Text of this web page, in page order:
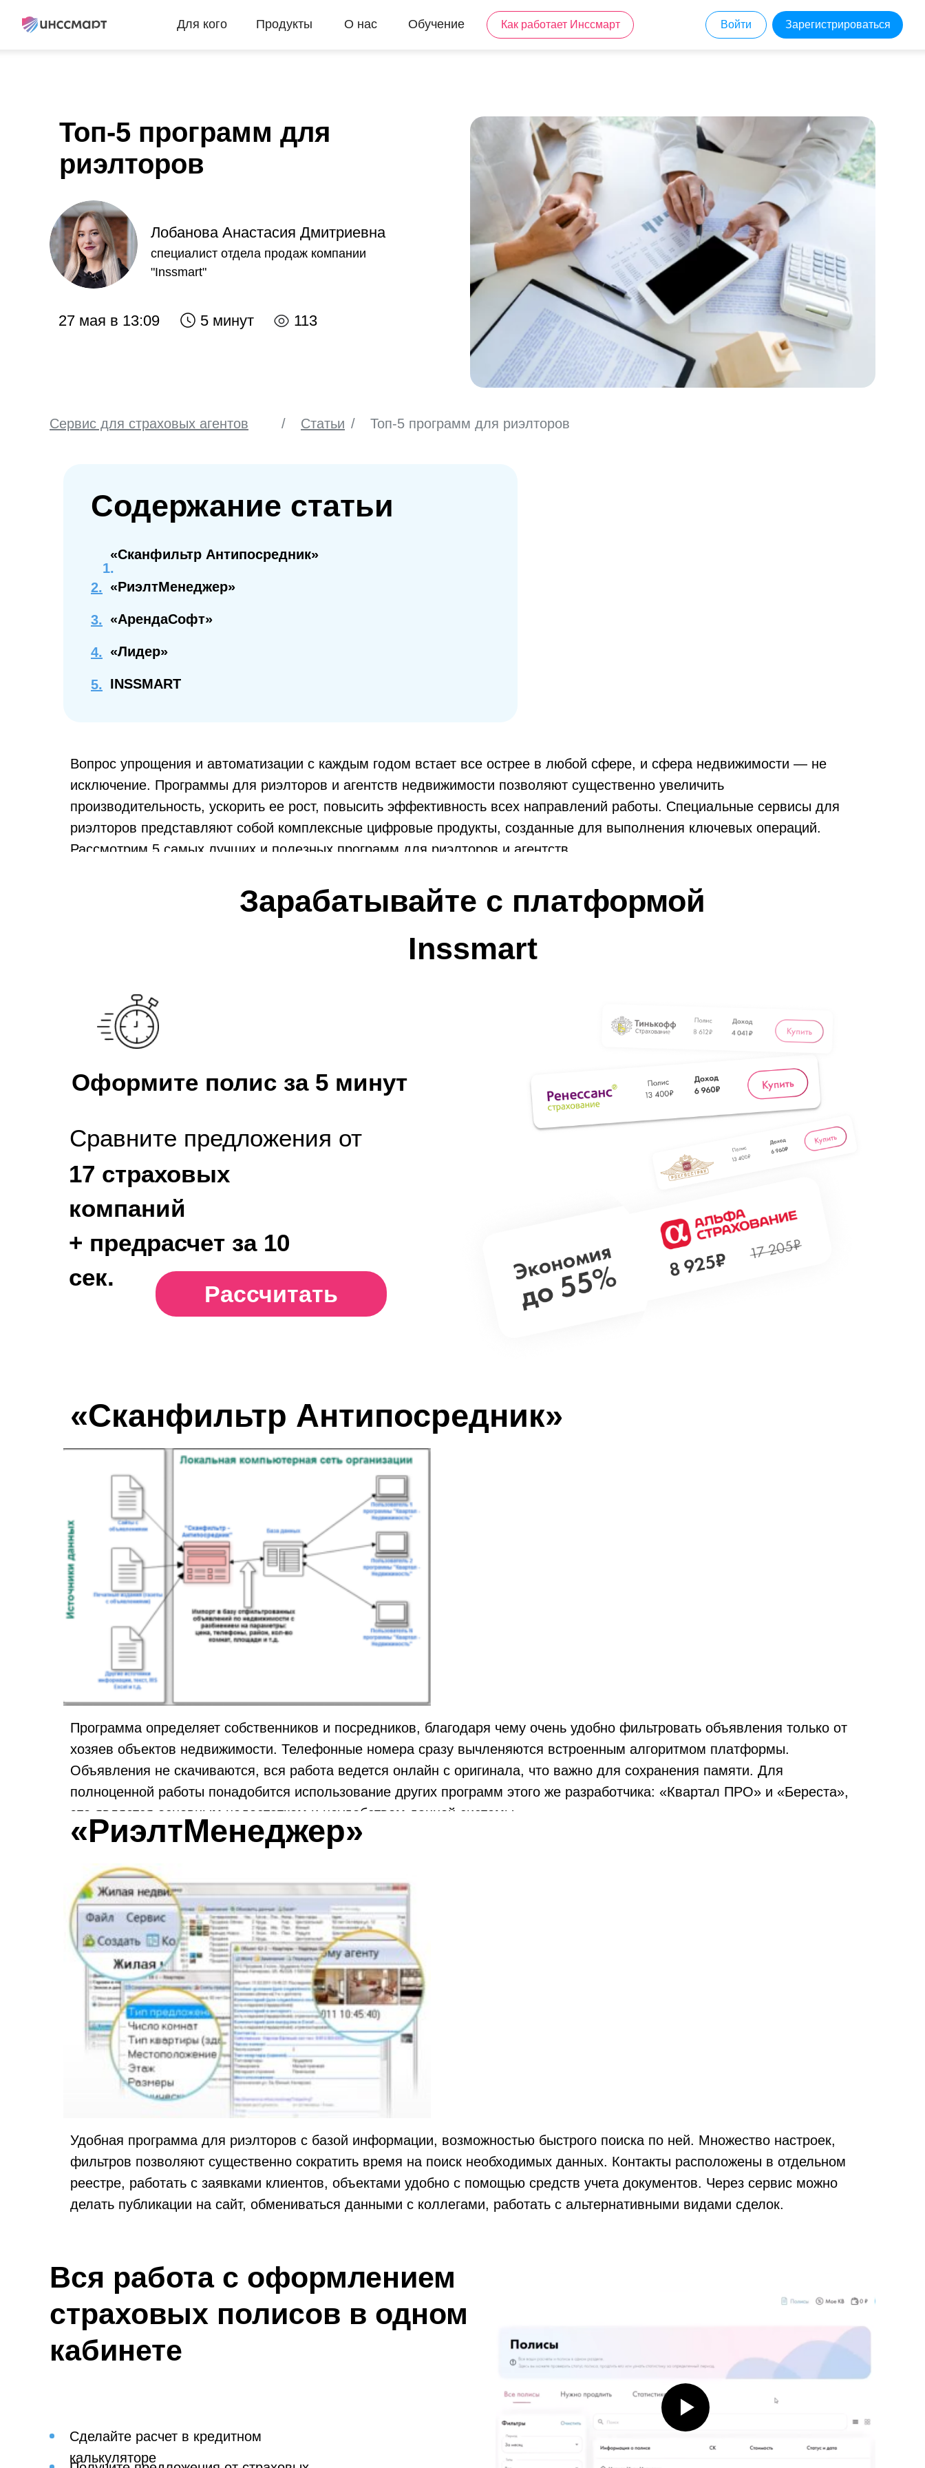
Зарегистрироваться
Как работает Инссмарт Войти
Для кого Продукты О нас Обучение
Html code will be here
Топ-5 программ для
риэлторов
113
5 минут
Лобанова Анастасия Дмитриевна
специалист отдела продаж компании
"Inssmart"
27 мая в 13:09
Сервис для страховых агентов
/ Статьи / Топ-5 программ для риэлторов
Содержание статьи
«Сканфильтр Антипосредник»
2. «РиэлтМенеджер»
3. «АрендаСофт»
4. «Лидер»
5. INSSMART
Вопрос упрощения и автоматизации с каждым годом встает все острее в любой сфере, и сфера недвижимости — не
исключение. Программы для риэлторов и агентств недвижимости позволяют существенно увеличить
производительность, ускорить ее рост, повысить эффективность всех направлений работы. Специальные сервисы для
риэлторов представляют собой комплексные цифровые продукты, созданные для выполнения ключевых операций.
Рассмотрим 5 самых лучших и полезных программ для риэлторов и агентств.
Оформите полис за 5 минут
Сравните предложения от
17 страховых
компаний
+ предрасчет за 10
сек.
Рассчитать
Зарабатывайте с платформой
Inssmart
«Сканфильтр Антипосредник»
Программа определяет собственников и посредников, благодаря чему очень удобно фильтровать объявления только от
хозяев объектов недвижимости. Телефонные номера сразу вычленяются встроенным алгоритмом платформы.
Объявления не скачиваются, вся работа ведется онлайн с оригинала, что важно для сохранения памяти. Для
полноценной работы понадобится использование других программ этого же разработчика: «Квартал ПРО» и «Береста»,
это является основным недостатком и неудобством данной системы.
«РиэлтМенеджер»
Удобная программа для риэлторов с базой информации, возможностью быстрого поиска по ней. Множество настроек,
фильтров позволяют существенно сократить время на поиск необходимых данных. Контакты расположены в отдельном
реестре, работать с заявками клиентов, объектами удобно с помощью средств учета документов. Через сервис можно
делать публикации на сайт, обмениваться данными с коллегами, работать с альтернативными видами сделок.
Вся работа с оформлением
страховых полисов в одном
кабинете
Сделайте расчет в кредитном
калькуляторе